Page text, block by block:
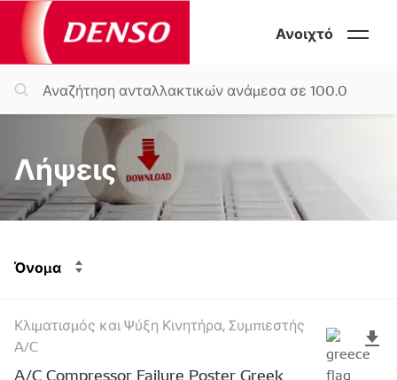
Ανοιχτό
Λήψεις
Όνομα
Κλιματισμός και Ψύξη Κινητήρα, Συμπιεστής
A/C
A/C Compressor Failure Poster Greek